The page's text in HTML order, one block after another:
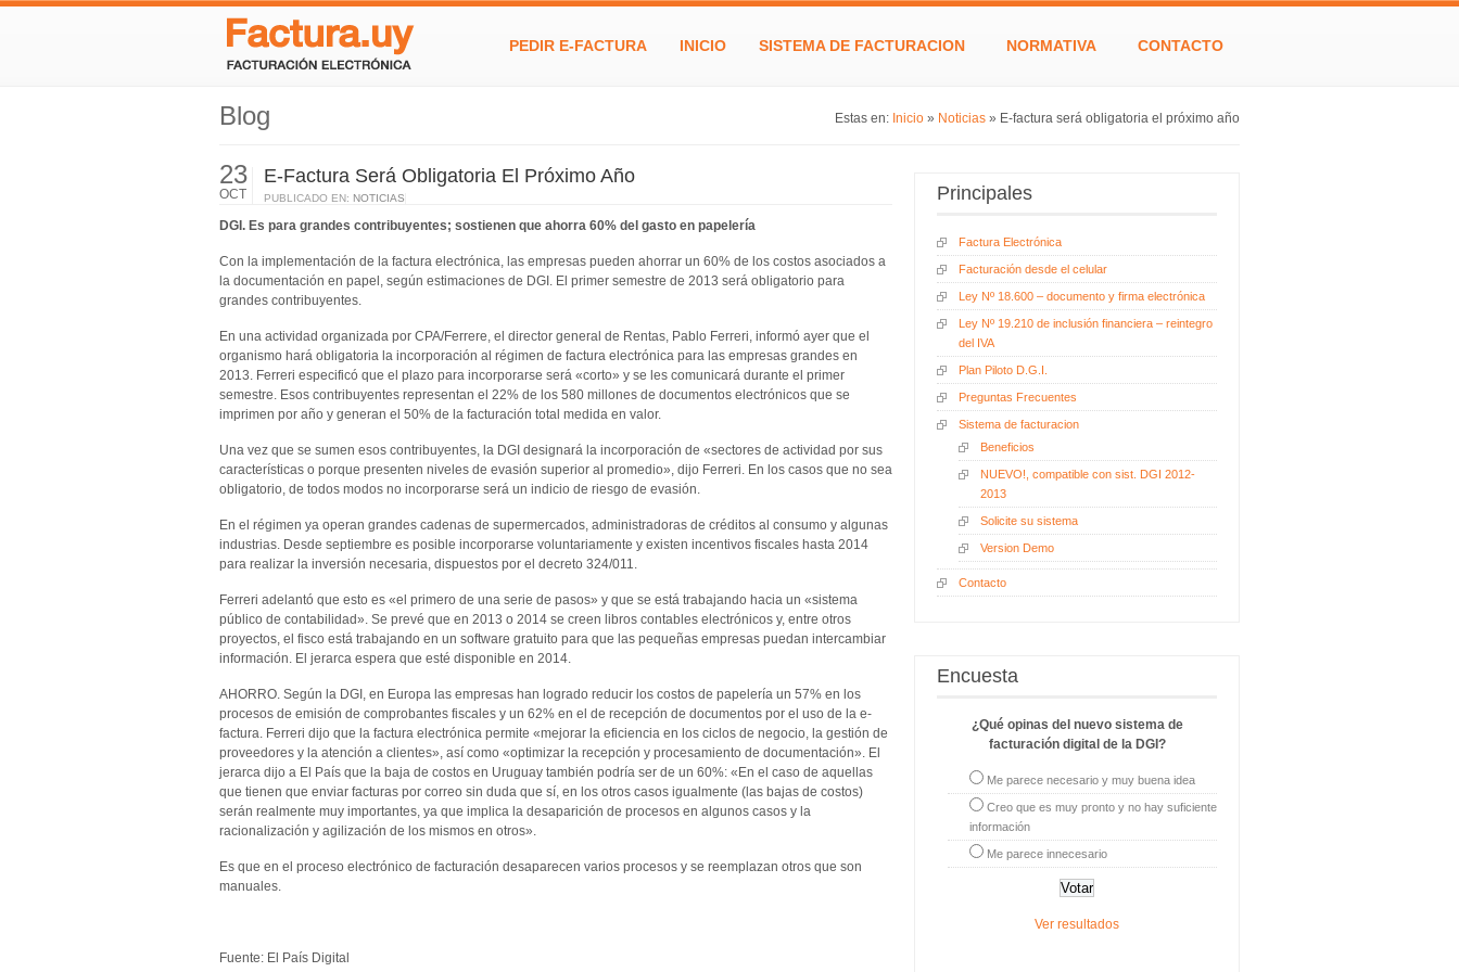
PEDIR E-FACTURA INICIO SISTEMA DE FACTURACION NORMATIVA CONTACTO
Blog Estas en: Inicio » Noticias » E-factura será obligatoria el próximo año
23
OCT
E-Factura Será Obligatoria El Próximo Año
PUBLICADO EN: NOTICIAS
DGI. Es para grandes contribuyentes; sostienen que ahorra 60% del gasto en papelería
Con la implementación de la factura electrónica, las empresas pueden ahorrar un 60% de los costos asociados a
la documentación en papel, según estimaciones de DGI. El primer semestre de 2013 será obligatorio para
grandes contribuyentes.
En una actividad organizada por CPA/Ferrere, el director general de Rentas, Pablo Ferreri, informó ayer que el
organismo hará obligatoria la incorporación al régimen de factura electrónica para las empresas grandes en
2013. Ferreri especificó que el plazo para incorporarse será «corto» y se les comunicará durante el primer
semestre. Esos contribuyentes representan el 22% de los 580 millones de documentos electrónicos que se
imprimen por año y generan el 50% de la facturación total medida en valor.
Una vez que se sumen esos contribuyentes, la DGI designará la incorporación de «sectores de actividad por sus
características o porque presenten niveles de evasión superior al promedio», dijo Ferreri. En los casos que no sea
obligatorio, de todos modos no incorporarse será un indicio de riesgo de evasión.
En el régimen ya operan grandes cadenas de supermercados, administradoras de créditos al consumo y algunas
industrias. Desde septiembre es posible incorporarse voluntariamente y existen incentivos fiscales hasta 2014
para realizar la inversión necesaria, dispuestos por el decreto 324/011.
Ferreri adelantó que esto es «el primero de una serie de pasos» y que se está trabajando hacia un «sistema
público de contabilidad». Se prevé que en 2013 o 2014 se creen libros contables electrónicos y, entre otros
proyectos, el fisco está trabajando en un software gratuito para que las pequeñas empresas puedan intercambiar
información. El jerarca espera que esté disponible en 2014.
AHORRO. Según la DGI, en Europa las empresas han logrado reducir los costos de papelería un 57% en los
procesos de emisión de comprobantes fiscales y un 62% en el de recepción de documentos por el uso de la e-
factura. Ferreri dijo que la factura electrónica permite «mejorar la eficiencia en los ciclos de negocio, la gestión de
proveedores y la atención a clientes», así como «optimizar la recepción y procesamiento de documentación». El
jerarca dijo a El País que la baja de costos en Uruguay también podría ser de un 60%: «En el caso de aquellas
que tienen que enviar facturas por correo sin duda que sí, en los otros casos igualmente (las bajas de costos)
serán realmente muy importantes, ya que implica la desaparición de procesos en algunos casos y la
racionalización y agilización de los mismos en otros».
Es que en el proceso electrónico de facturación desaparecen varios procesos y se reemplazan otros que son
manuales.
Fuente: El País Digital
Principales
Factura Electrónica
Facturación desde el celular
Ley Nº 18.600 – documento y firma electrónica
Ley Nº 19.210 de inclusión financiera – reintegro
del IVA
Plan Piloto D.G.I.
Preguntas Frecuentes
Sistema de facturacion
Beneficios
NUEVO!, compatible con sist. DGI 2012-
2013
Solicite su sistema
Version Demo
Contacto
Encuesta
¿Qué opinas del nuevo sistema de
facturación digital de la DGI?
Me parece necesario y muy buena idea
Creo que es muy pronto y no hay suficiente
información
Me parece innecesario
Ver resultados